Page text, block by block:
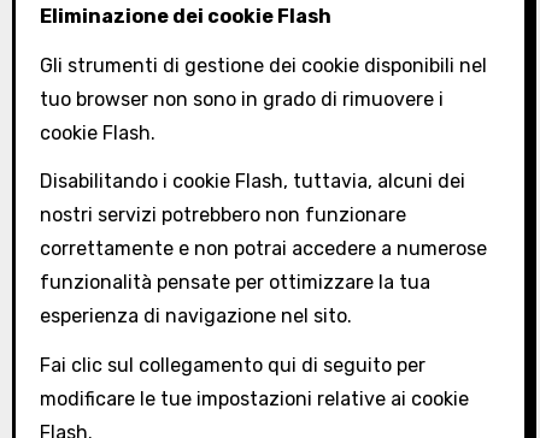
Eliminazione dei cookie Flash
Gli strumenti di gestione dei cookie disponibili nel
tuo browser non sono in grado di rimuovere i
cookie Flash.
Disabilitando i cookie Flash, tuttavia, alcuni dei
nostri servizi potrebbero non funzionare
correttamente e non potrai accedere a numerose
funzionalità pensate per ottimizzare la tua
esperienza di navigazione nel sito.
Fai clic sul collegamento qui di seguito per
modificare le tue impostazioni relative ai cookie
Flash.